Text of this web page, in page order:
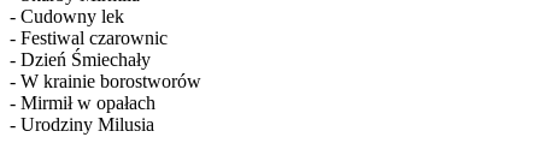
- Cudowny lek
- Festiwal czarownic
- Dzień Śmiechały
- W krainie borostworów
- Mirmił w opałach
- Urodziny Milusia